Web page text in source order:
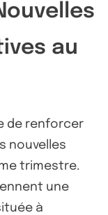
au
de renforcer
nouvelles
trimestre.
une
à